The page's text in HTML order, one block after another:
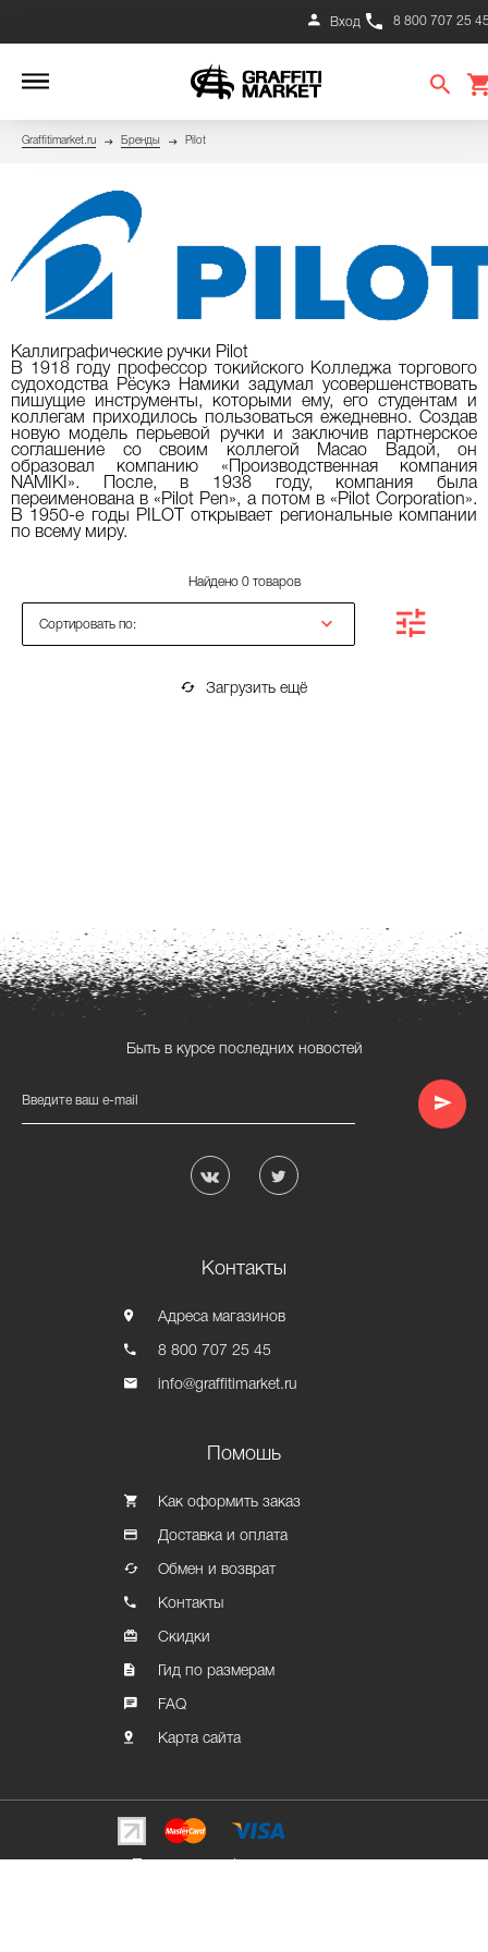
8 800 707 25
Вход
Graffitimarket.ru Бренды Pilot
Каллиграфические ручки Pilot
В 1918 году профессор токийского Колледжа торгового
судоходства Рёсукэ Намики задумал усовершенствовать
пишущие инструменты, которыми ему, его студентам и
коллегам приходилось пользоваться ежедневно. Создав
новую модель перьевой ручки и заключив партнерское
соглашение со своим коллегой Масао Вадой, он
образовал компанию «Производственная компания
NAMIKI». После, в 1938 году, компания была
переименована в «Pilot Pen», а потом в «Pilot Corporation».
В 1950-е годы PILOT открывает региональные компании
по всему миру.
Найдено 0 товаров
Сортировать по:
Загрузить ещё
Быть в курсе последних новостей
Введите ваш e-mail
Контакты
Адреса магазинов
8 800 707 25 45
info@graffitimarket.ru
Помошь
Как оформить заказ
Доставка и оплата
Обмен и возврат
Контакты
Скидки
Гид по размерам
FAQ
Карта сайта